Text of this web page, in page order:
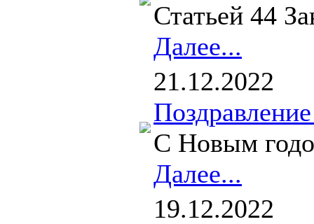
Статьей 44
Далее...
21.12.2022
С Новым
Далее...
19.12.2022